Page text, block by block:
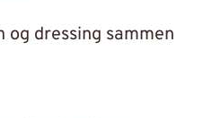
og dressing sammen